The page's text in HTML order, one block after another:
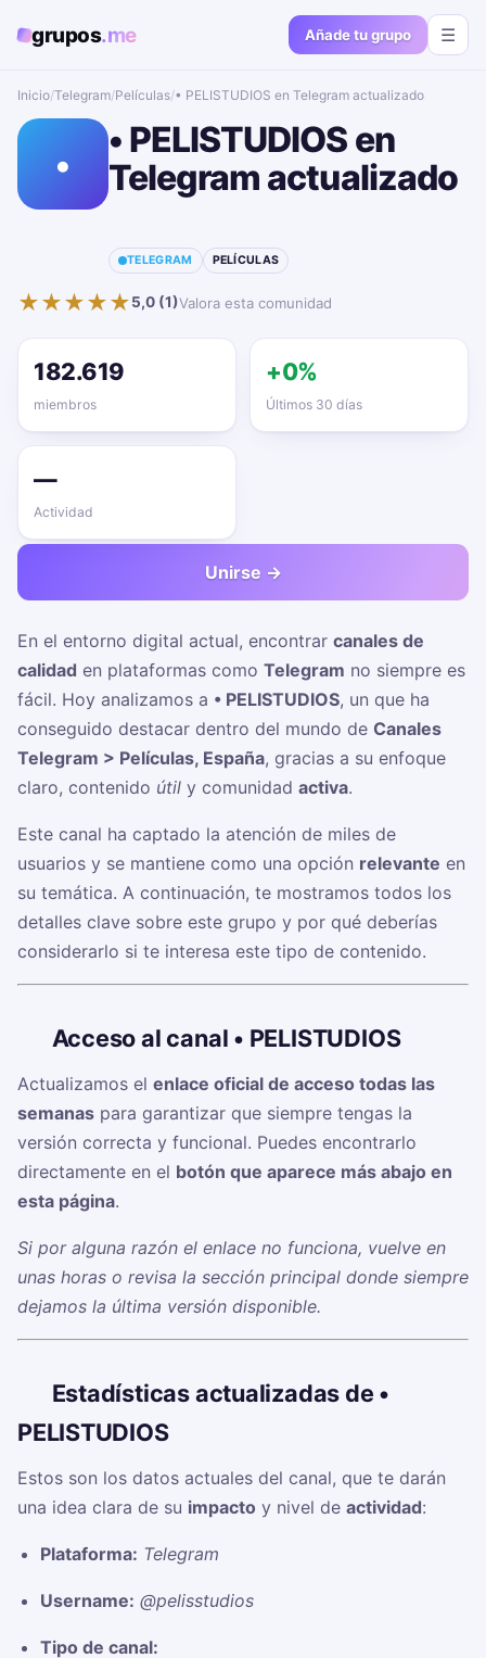
grupos.me Añade tu grupo ☰
Inicio/Telegram/Películas/• PELISTUDIOS en Telegram actualizado📱🔥
•
• PELISTUDIOS en
Telegram actualizado
TELEGRAM PELÍCULAS
★★★★★5,0 (1)Valora esta comunidad
182.619
miembros
+0%
Últimos 30 días
—
Actividad
Unirse →
En el entorno digital actual, encontrar canales de
calidad en plataformas como Telegram no siempre es
fácil. Hoy analizamos a • PELISTUDIOS, un que ha
conseguido destacar dentro del mundo de Canales
Telegram > Películas, España, gracias a su enfoque
claro, contenido útil y comunidad activa.
Este canal ha captado la atención de miles de
usuarios y se mantiene como una opción relevante en
su temática. A continuación, te mostramos todos los
detalles clave sobre este grupo y por qué deberías
considerarlo si te interesa este tipo de contenido.
Acceso al canal • PELISTUDIOS
Actualizamos el enlace oficial de acceso todas las
semanas para garantizar que siempre tengas la
versión correcta y funcional. Puedes encontrarlo
directamente en el botón que aparece más abajo en
esta página.
Si por alguna razón el enlace no funciona, vuelve en
unas horas o revisa la sección principal donde siempre
dejamos la última versión disponible.
Estadísticas actualizadas de •
PELISTUDIOS
Estos son los datos actuales del canal, que te darán
una idea clara de su impacto y nivel de actividad:
Plataforma: Telegram
Username: @pelisstudios
Tipo de canal: